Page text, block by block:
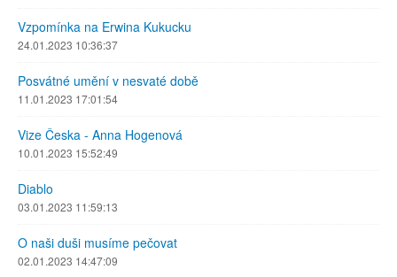
Vzpomínka na Erwina Kukucku
24.01.2023 10:36:37
Posvátné umění v nesvaté době
11.01.2023 17:01:54
Vize Česka - Anna Hogenová
10.01.2023 15:52:49
Diablo
03.01.2023 11:59:13
O naši duši musíme pečovat
02.01.2023 14:47:09